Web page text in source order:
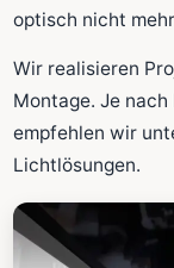
Fläche wird in den
optisch nicht
Wir realisieren
Montage. Je nach
empfehlen wir
Lichtlösungen.